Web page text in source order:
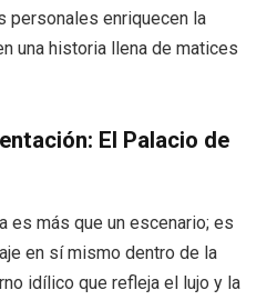
personales enriquecen la
una historia llena de matices
El Palacio de
es más que un escenario; es
en sí mismo dentro de la
idílico que refleja el lujo y la